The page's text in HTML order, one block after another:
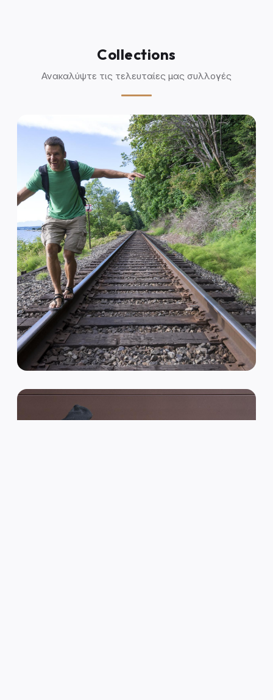
Collections
Ανακαλύψτε τις τελευταίες μας συλλογές
VAN HIPSTER